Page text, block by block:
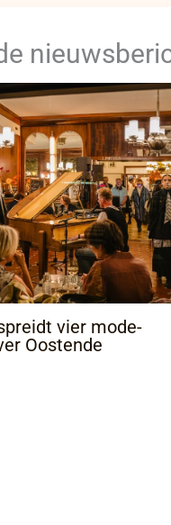
vier mode-
Oostende